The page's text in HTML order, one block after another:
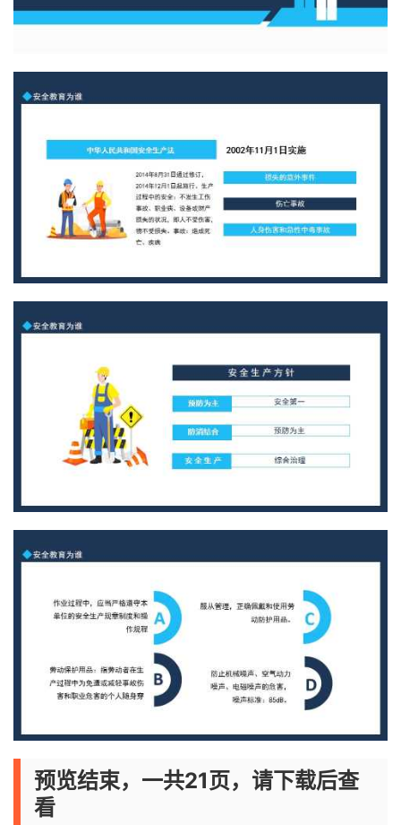
预览结束，一共21页，请下载后查
看